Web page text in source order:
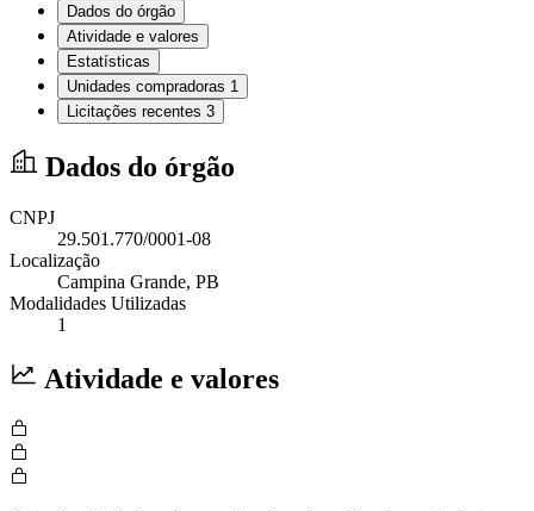
Dados do órgão
Atividade e valores
Estatísticas
Unidades compradoras 1
Licitações recentes 3
Dados do órgão
CNPJ
29.501.770/0001-08
Localização
Campina Grande, PB
Modalidades Utilizadas
1
Atividade e valores